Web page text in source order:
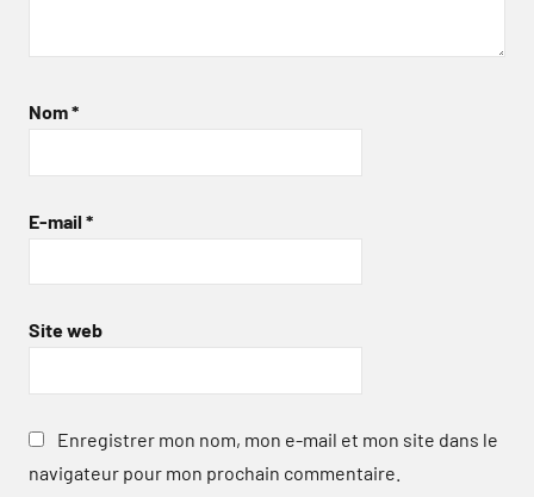
Nom*
E-mail *
Site web
Enregistrer mon nom, mon e-mail et mon site dans le
navigateur pour mon prochain commentaire.